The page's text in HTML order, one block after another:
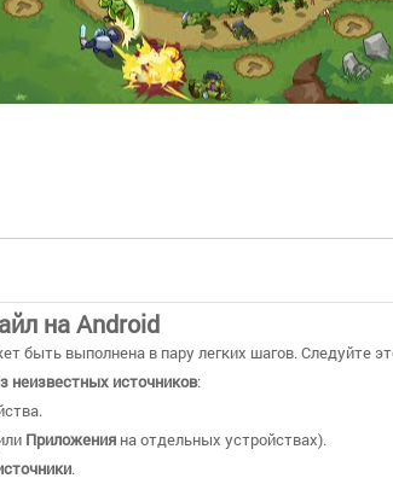
на Android
быть выполнена в пару легких шагов. Следуйте
неизвестных источников:
Приложения на отдельных устройствах).
.